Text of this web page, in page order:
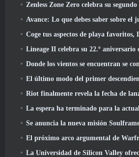
Zenless Zone Zero celebra su segundo aniversario ofreciendo a los jugadores la
Avance: Lo que debes saber sobre el juego de recolección de criaturas
Coge tus aspectos de playa favoritos, Los juegos de
Lineage II celebra su 22.º aniversario con un álbum en
Donde los vientos se encuentran se convierte en una
El último modo del primer descendiente reúne las difíciles batallas de
Riot finalmente revela la fecha de lanzamiento del modo
La espera ha terminado para la actualización de alojamiento para
Se anuncia la nueva misión
El próximo arco argumental de Warframe lleva a los jugadores a un mapa
La Universidad de Silicon Valley ofrece becas para juegos y